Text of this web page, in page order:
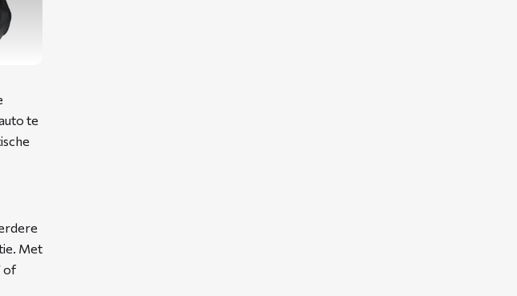
te
Met
of